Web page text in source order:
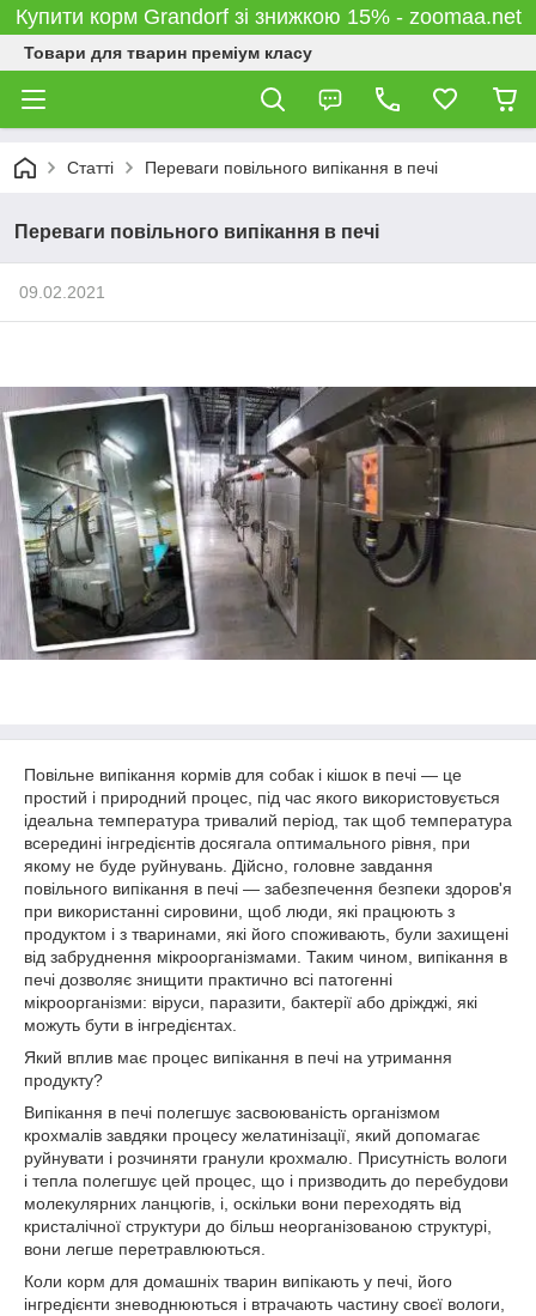
Купити корм Grandorf зі знижкою 15% - zoomaa.net
Товари для тварин преміум класу
Статті Переваги повільного випікання в печі
Переваги повільного випікання в печі
09.02.2021
Повільне випікання кормів для собак і кішок в печі — це
простий і природний процес, під час якого використовується
ідеальна температура тривалий період, так щоб температура
всередині інгредієнтів досягала оптимального рівня, при
якому не буде руйнувань. Дійсно, головне завдання
повільного випікання в печі — забезпечення безпеки здоров'я
при використанні сировини, щоб люди, які працюють з
продуктом і з тваринами, які його споживають, були захищені
від забруднення мікроорганізмами. Таким чином, випікання в
печі дозволяє знищити практично всі патогенні
мікроорганізми: віруси, паразити, бактерії або дріжджі, які
можуть бути в інгредієнтах.
Який вплив має процес випікання в печі на утримання
продукту?
Випікання в печі полегшує засвоюваність організмом
крохмалів завдяки процесу желатинізації, який допомагає
руйнувати і розчиняти гранули крохмалю. Присутність вологи
і тепла полегшує цей процес, що і призводить до перебудови
молекулярних ланцюгів, і, оскільки вони переходять від
кристалічної структури до більш неорганізованою структурі,
вони легше перетравлюються.
Коли корм для домашніх тварин випікають у печі, його
інгредієнти зневоднюються і втрачають частину своєї вологи,